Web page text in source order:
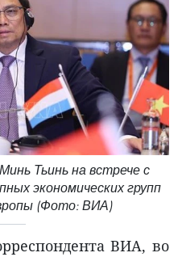
Тьинь на встрече с
экономических групп
(Фото: ВИА)
ВИА, во